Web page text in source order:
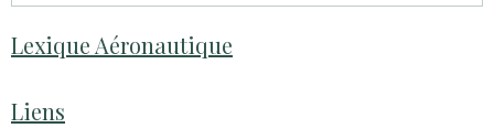
Lexique Aéronautique
Liens